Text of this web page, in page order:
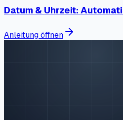
Datum & Uhrzeit:
Anleitung öffnen